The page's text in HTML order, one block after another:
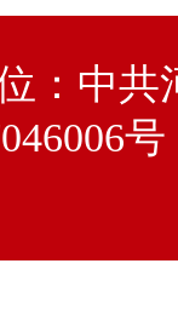
：中
号